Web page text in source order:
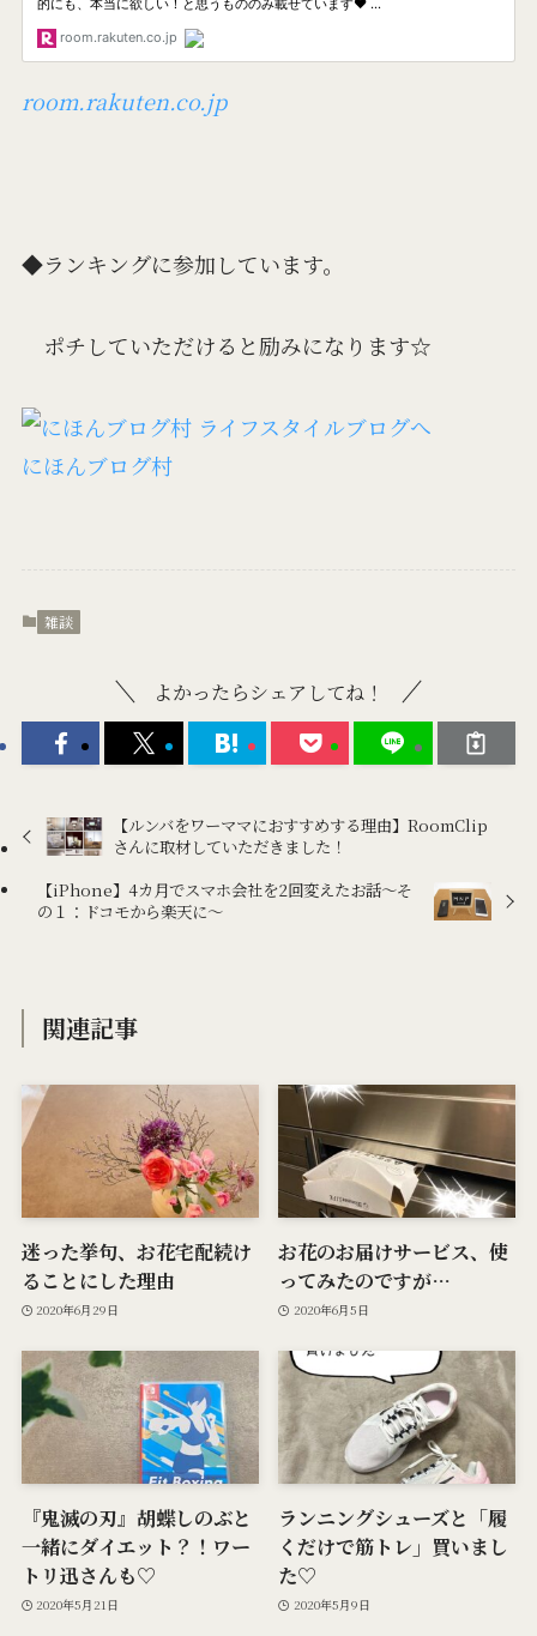
room.rakuten.co.jp
◆ランキングに参加しています。
ポチしていただけると励みになります☆
にほんブログ村
雑談
よかったらシェアしてね！
【ルンバをワーママにおすすめする理由】RoomClip
さんに取材していただきました！
【iPhone】4カ月でスマホ会社を2回変えたお話～そ
の１：ドコモから楽天に～
関連記事
迷った挙句、お花宅配続け
ることにした理由
2020年6月29日
お花のお届けサービス、使
ってみたのですが…
2020年6月5日
『鬼滅の刃』胡蝶しのぶと
一緒にダイエット？！ワー
トリ迅さんも♡
2020年5月21日
ランニングシューズと「履
くだけで筋トレ」買いまし
た♡
2020年5月9日